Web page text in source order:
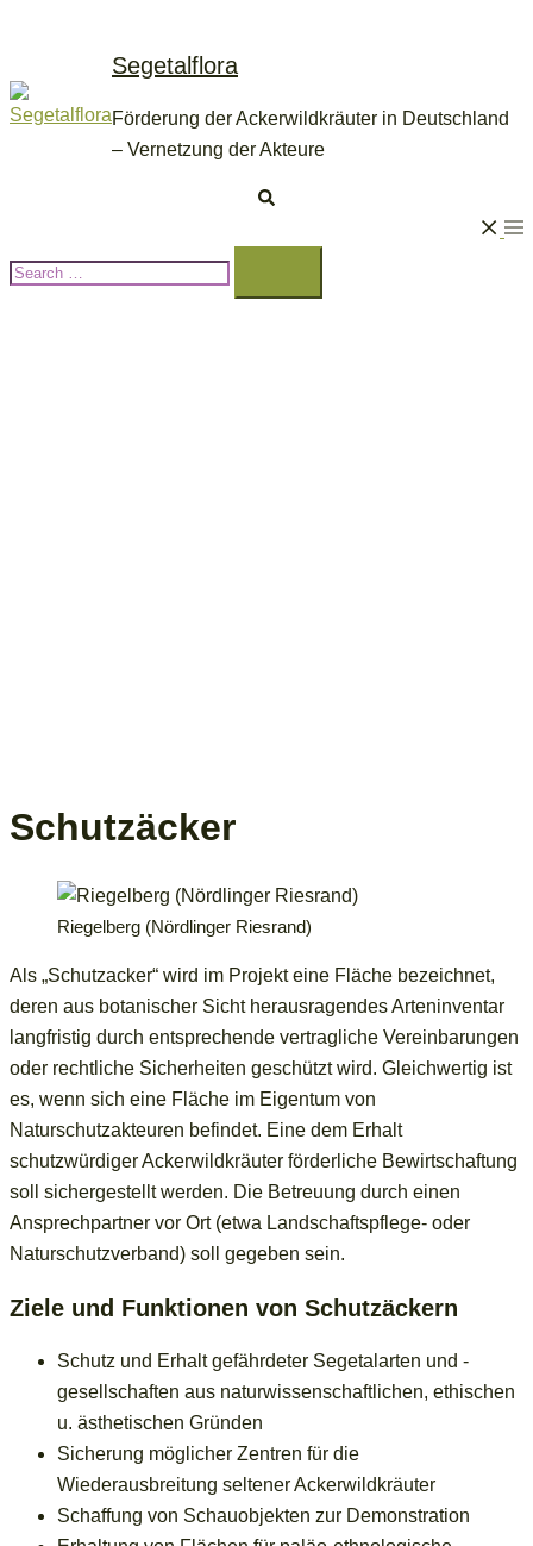
content
Segetalflora
Förderung der Ackerwildkräuter in Deutschland
– Vernetzung der Akteure
Search…
Schutzäcker
Riegelberg (Nördlinger Riesrand)
Als „Schutzacker“ wird im Projekt eine Fläche bezeichnet,
deren aus botanischer Sicht herausragendes Arteninventar
langfristig durch entsprechende vertragliche Vereinbarungen
oder rechtliche Sicherheiten geschützt wird. Gleichwertig ist
es, wenn sich eine Fläche im Eigentum von
Naturschutzakteuren befindet. Eine dem Erhalt
schutzwürdiger Ackerwildkräuter förderliche Bewirtschaftung
soll sichergestellt werden. Die Betreuung durch einen
Ansprechpartner vor Ort (etwa Landschaftspflege- oder
Naturschutzverband) soll gegeben sein.
Ziele und Funktionen von Schutzäckern
Schutz und Erhalt gefährdeter Segetalarten und -
gesellschaften aus naturwissenschaftlichen, ethischen
u. ästhetischen Gründen
Sicherung möglicher Zentren für die
Wiederausbreitung seltener Ackerwildkräuter
Schaffung von Schauobjekten zur Demonstration